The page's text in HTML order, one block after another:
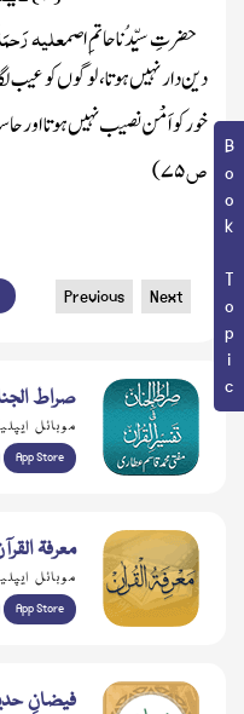
Book Topic
حضرتِ سیِّدُناحاتمِ اصمعلیہ
دین دار نہیں ہوتا، لوگوں کو عیب
خور کو اَمْن نصیب نہیں ہوتا اور
ص۷۵)
Previous Next
صراط
موبائل
App Store
معرفۃ
موبائل
App Store
فیضانِ